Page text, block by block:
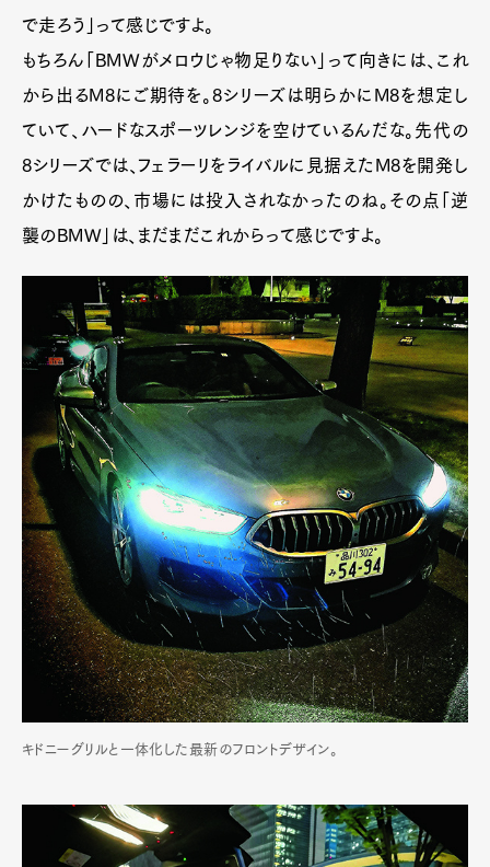
で走ろう」って感じですよ。
もちろん「BMWがメロウじゃ物足りない」って向きには、これ
から出るM8にご期待を。8シリーズは明らかにM8を想定し
ていて、ハードなスポーツレンジを空けているんだな。先代の
8シリーズでは、フェラーリをライバルに見据えたM8を開発し
かけたものの、市場には投入されなかったのね。その点「逆
襲のBMW」は、まだまだこれからって感じですよ。
キドニーグリルと一体化した最新のフロントデザイン。